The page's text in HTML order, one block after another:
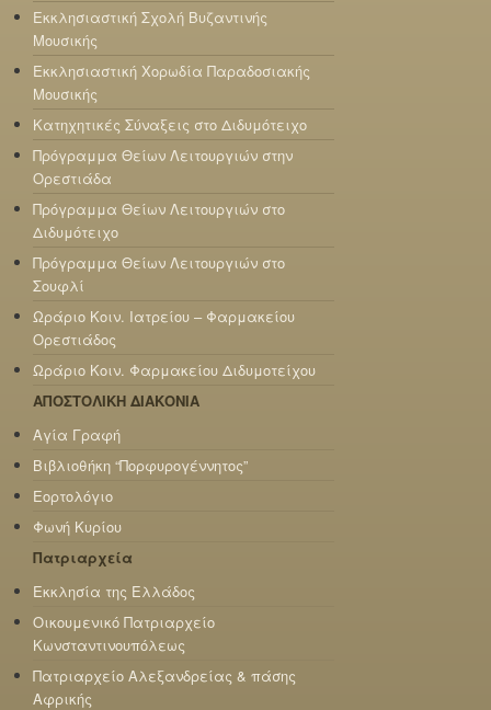
Εκκλησιαστική Σχολή Βυζαντινής
Μουσικής
Εκκλησιαστική Χορωδία Παραδοσιακής
Μουσικής
Κατηχητικές Σύναξεις στο Διδυμότειχο
Πρόγραμμα Θείων Λειτουργιών στην
Ορεστιάδα
Πρόγραμμα Θείων Λειτουργιών στο
Διδυμότειχο
Πρόγραμμα Θείων Λειτουργιών στο
Σουφλί
Ωράριο Κοιν. Ιατρείου – Φαρμακείου
Ορεστιάδος
Ωράριο Κοιν. Φαρμακείου Διδυμοτείχου
ΑΠΟΣΤΟΛΙΚΗ ΔΙΑΚΟΝΙΑ
Αγία Γραφή
Βιβλιοθήκη “Πορφυρογέννητος”
Εορτολόγιο
Φωνή Κυρίου
Πατριαρχεία
Εκκλησία της Ελλάδος
Οικουμενικό Πατριαρχείο
Κωνσταντινουπόλεως
Πατριαρχείο Αλεξανδρείας & πάσης
Αφρικής